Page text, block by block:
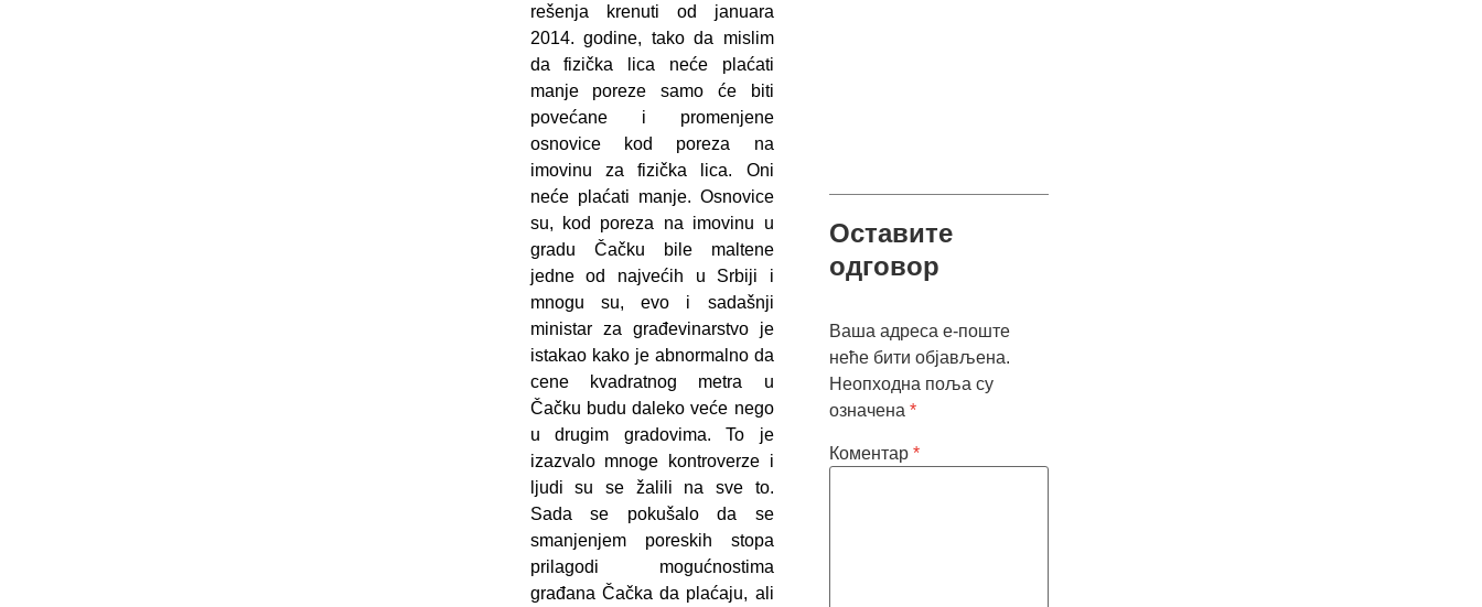
rešenja krenuti od januara
2014. godine, tako da mislim
da fizička lica neće plaćati
manje poreze samo će biti
povećane i promenjene
osnovice kod poreza na
imovinu za fizička lica. Oni
neće plaćati manje. Osnovice
su, kod poreza na imovinu u
gradu Čačku bile maltene
jedne od najvećih u Srbiji i
mnogu su, evo i sadašnji
ministar za građevinarstvo je
istakao kako je abnormalno da
cene kvadratnog metra u
Čačku budu daleko veće nego
u drugim gradovima. To je
izazvalo mnoge kontroverze i
ljudi su se žalili na sve to.
Sada se pokušalo da se
smanjenjem poreskih stopa
prilagodi mogućnostima
građana Čačka da plaćaju, ali
Оставите
одговор
Ваша адреса е-поште
неће бити објављена.
Неопходна поља су
означена *
Коментар *